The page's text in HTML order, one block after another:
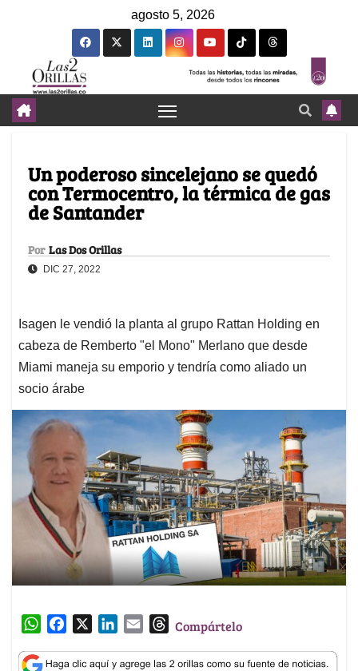
agosto 5, 2026
Un poderoso sincelejano se quedó
con Termocentro, la térmica de gas
de Santander
Por Las Dos Orillas
DIC 27, 2022
Isagen le vendió la planta al grupo Rattan Holding en
cabeza de Remberto "el Mono" Merlano que desde
Miami maneja su emporio y tendría como aliado un
socio árabe
W
a
c
n
a
T
r
Compártelo